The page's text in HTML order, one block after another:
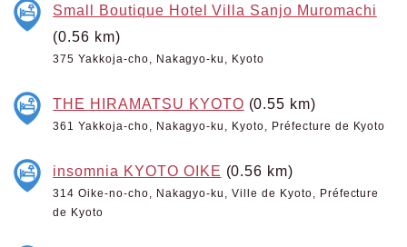
Small Boutique Hotel Villa Sanjo Muromachi
(0.56 km)
375 Yakkoja-cho, Nakagyo-ku, Kyoto
THE HIRAMATSU KYOTO (0.55 km)
361 Yakkoja-cho, Nakagyo-ku, Kyoto, Préfecture de Kyoto
insomnia KYOTO OIKE (0.56 km)
314 Oike-no-cho, Nakagyo-ku, Ville de Kyoto, Préfecture
de Kyoto